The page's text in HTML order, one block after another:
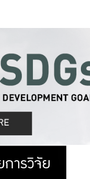
มหาวิทยาลัย
ารวิจัย